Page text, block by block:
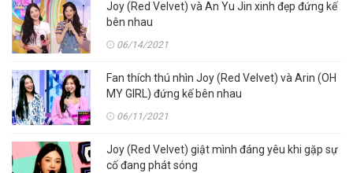
Joy (Red Velvet) và An Yu Jin xinh đẹp đứng kế
bên nhau
06/14/2021
Fan thích thú nhìn Joy (Red Velvet) và Arin (OH
MY GIRL) đứng kế bên nhau
06/11/2021
Joy (Red Velvet) giật mình đáng yêu khi gặp sự
cố đang phát sóng